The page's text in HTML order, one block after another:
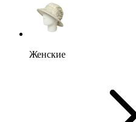
Женские